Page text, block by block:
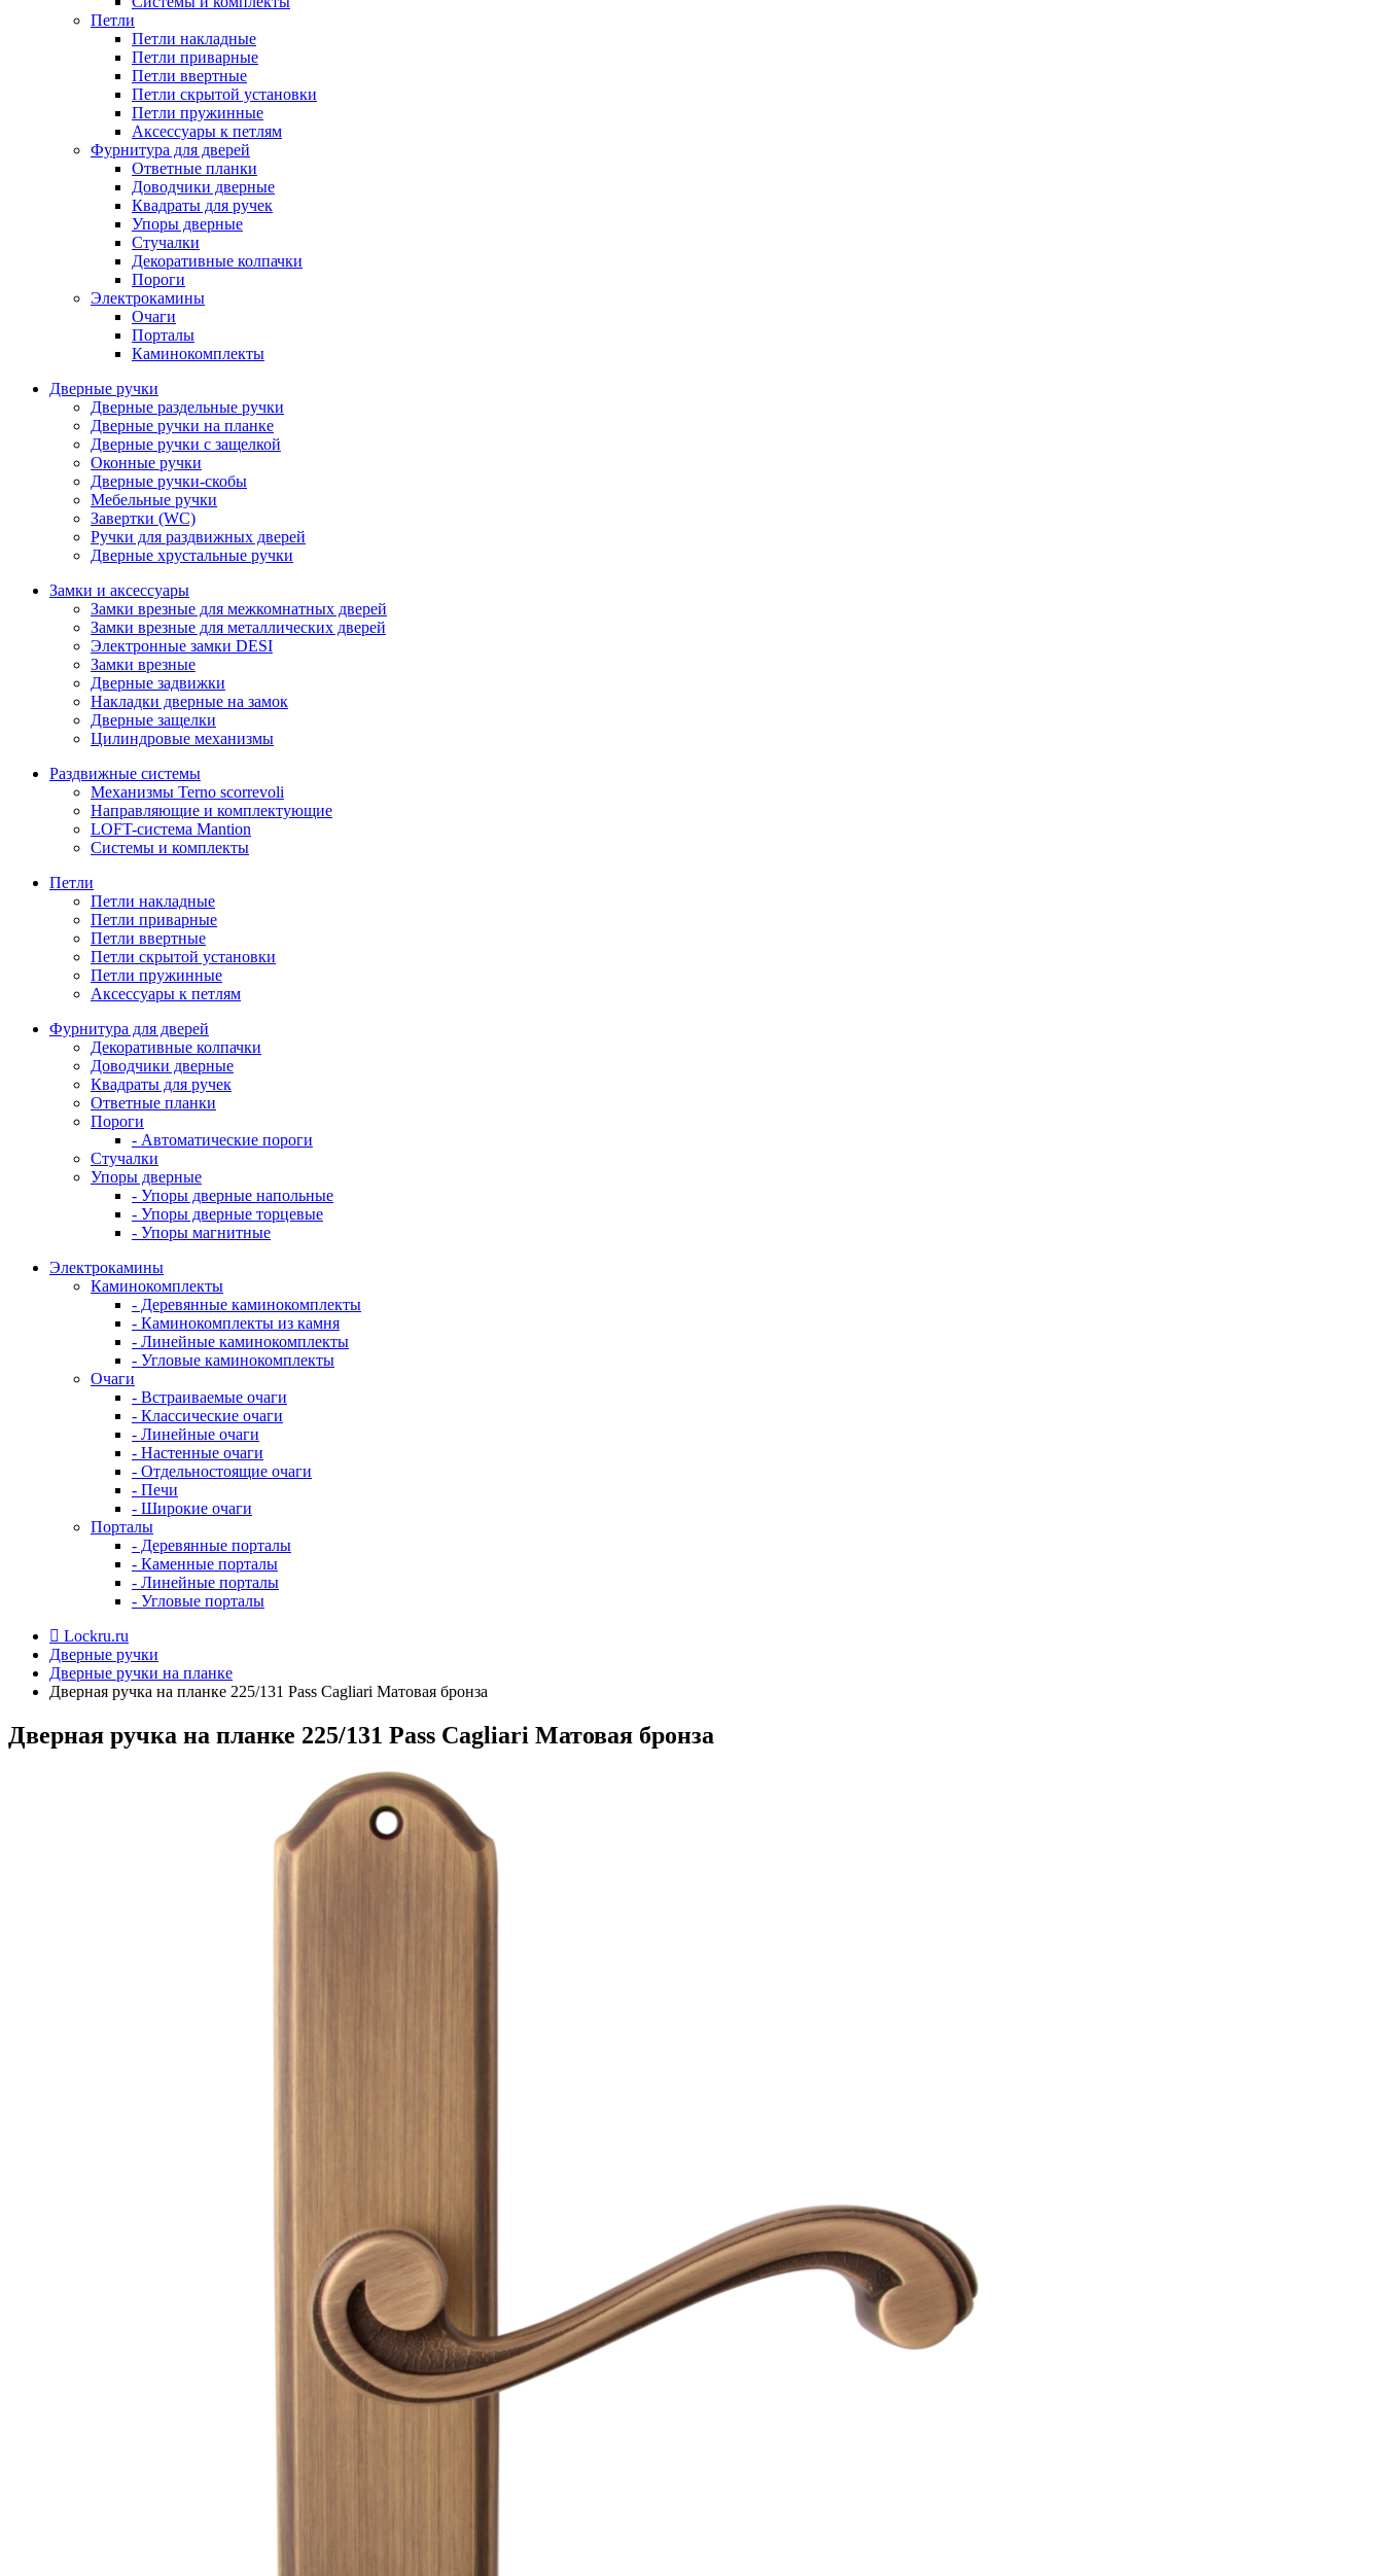
Петли
Петли накладные
Петли приварные
Петли ввертные
Петли скрытой установки
Петли пружинные
Аксессуары к петлям
Фурнитура для дверей
Ответные планки
Доводчики дверные
Квадраты для ручек
Упоры дверные
Стучалки
Декоративные колпачки
Пороги
Электрокамины
Очаги
Порталы
Каминокомплекты
Дверные ручки
Дверные раздельные ручки
Дверные ручки на планке
Дверные ручки с защелкой
Оконные ручки
Дверные ручки-скобы
Мебельные ручки
Завертки (WC)
Ручки для раздвижных дверей
Дверные хрустальные ручки
Замки и аксессуары
Замки врезные для межкомнатных дверей
Замки врезные для металлических дверей
Электронные замки DESI
Замки врезные
Дверные задвижки
Накладки дверные на замок
Дверные защелки
Цилиндровые механизмы
Раздвижные системы
Механизмы Terno scorrevoli
Направляющие и комплектующие
LOFT-cистема Mantion
Системы и комплекты
Петли
Петли накладные
Петли приварные
Петли ввертные
Петли скрытой установки
Петли пружинные
Аксессуары к петлям
Фурнитура для дверей
Декоративные колпачки
Доводчики дверные
Квадраты для ручек
Ответные планки
Пороги
- Автоматические пороги
Стучалки
Упоры дверные
- Упоры дверные напольные
- Упоры дверные торцевые
- Упоры магнитные
Электрокамины
Каминокомплекты
- Деревянные каминокомплекты
- Каминокомплекты из камня
- Линейные каминокомплекты
- Угловые каминокомплекты
Очаги
- Встраиваемые очаги
- Классические очаги
- Линейные очаги
- Настенные очаги
- Отдельностоящие очаги
- Печи
- Широкие очаги
Порталы
- Деревянные порталы
- Каменные порталы
- Линейные порталы
- Угловые порталы
Lockru.ru
Дверные ручки
Дверные ручки на планке
Дверная ручка на планке 225/131 Pass Cagliari Матовая бронза
Дверная ручка на планке 225/131 Pass Cagliari Матовая бронза